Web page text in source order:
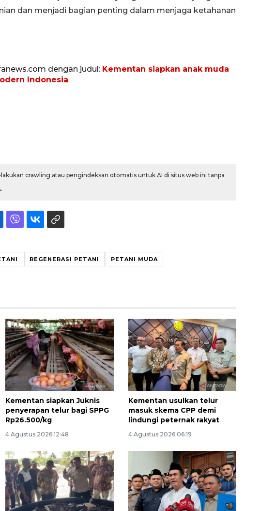
dan menjadi bagian penting dalam menjaga ketahanan
dengan judul: Kementan siapkan anak muda
Indonesia
crawling atau pengindeksan otomatis untuk AI di situs web ini tanpa
REGENERASI PETANI PETANI MUDA
Kementan siapkan Juknis
penyerapan telur bagi SPPG
Rp26.500/kg
4 Agustus 2026 12:48
Kementan usulkan telur
masuk skema CPP demi
lindungi peternak rakyat
4 Agustus 2026 06:19
Vaksin HPV untuk siswa laki-